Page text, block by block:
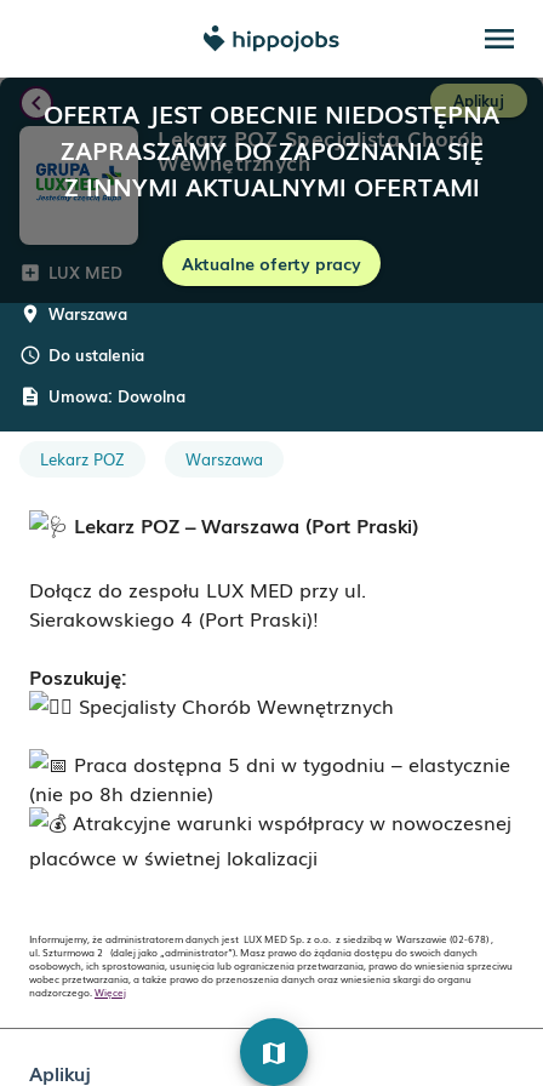
menu
OFERTA JEST OBECNIE NIEDOSTĘPNA
ZAPRASZAMY DO ZAPOZNANIA SIĘ
Z INNYMI AKTUALNYMI OFERTAMI
Aktualne oferty pracy
chevron_left Aplikuj
Lekarz POZ Specjalista Chorób
Wewnętrznych
add_box LUX MED
room Warszawa
schedule Do ustalenia
description Umowa: Dowolna
Lekarz POZ Warszawa
Lekarz POZ – Warszawa (Port Praski)
Dołącz do zespołu LUX MED przy ul.
Sierakowskiego 4 (Port Praski)!
Poszukuję:
Specjalisty Chorób Wewnętrznych
Praca dostępna 5 dni w tygodniu – elastycznie
(nie po 8h dziennie)
Atrakcyjne warunki współpracy w nowoczesnej
placówce w świetnej lokalizacji
Informujemy, że administratorem danych jest LUX MED Sp. z o.o. z siedzibą w Warszawie (02-678) ,
ul. Szturmowa 2 (dalej jako „administrator”). Masz prawo do żądania dostępu do swoich danych
osobowych, ich sprostowania, usunięcia lub ograniczenia przetwarzania, prawo do wniesienia sprzeciwu
wobec przetwarzania, a także prawo do przenoszenia danych oraz wniesienia skargi do organu
nadzorczego. Więcej
Aplikuj
map